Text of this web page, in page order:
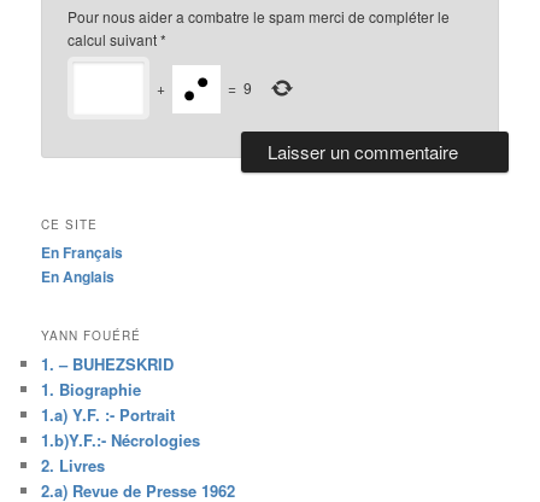
Pour nous aider a combatre le spam merci de compléter le
calcul suivant*
+ = 9
CE SITE
En Français
En Anglais
YANN FOUÉRÉ
1. – BUHEZSKRID
1. Biographie
1.a) Y.F. :- Portrait
1.b)Y.F.:- Nécrologies
2. Livres
2.a) Revue de Presse 1962